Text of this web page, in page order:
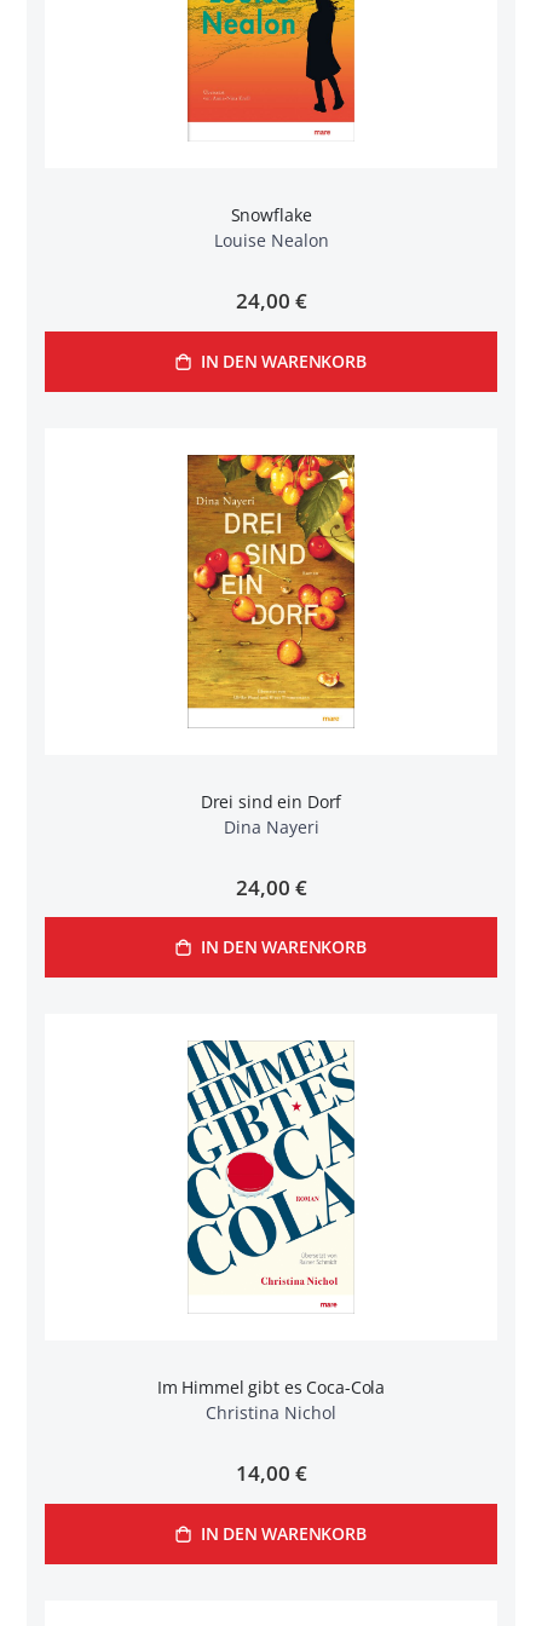
Snowflake
Louise Nealon
24,00 €
IN DEN WARENKORB
Drei sind ein Dorf
Dina Nayeri
24,00 €
IN DEN WARENKORB
Im Himmel gibt es Coca-Cola
Christina Nichol
14,00 €
IN DEN WARENKORB